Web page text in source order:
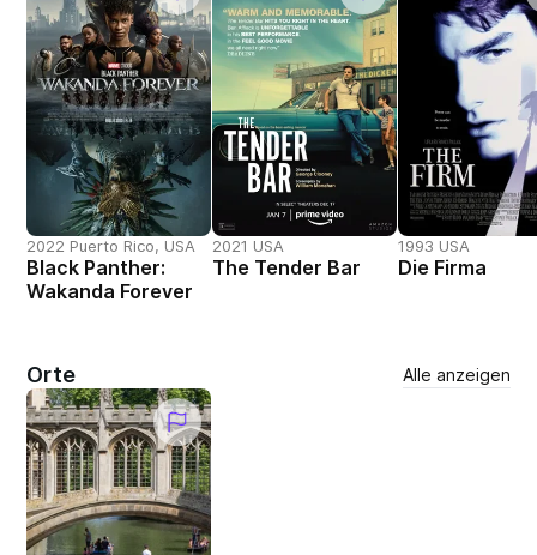
2022 Puerto Rico, USA
Black Panther:
Wakanda Forever
2021 USA
The Tender Bar
1993 USA
Die Firma
Orte Alle anzeigen